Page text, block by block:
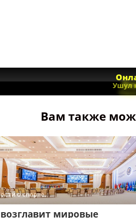
Ушул
Вам также
о спорте.
мировые